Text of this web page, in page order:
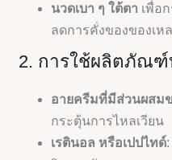
นวดเบา ๆ ใต้ตา เพื่อ
ลดการคั่งของของเห
2. การใช้ผลิตภัณฑ์
อายครีมที่มีส่วนผสม
กระตุ้นการไหลเวียน
เรตินอล หรือเปปไทด์